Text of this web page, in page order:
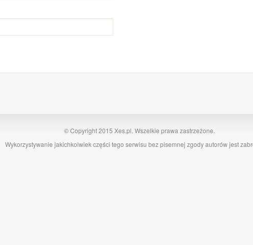
© Copyright 2015 Xes.pl. Wszelkie prawa zastrzeżone.
Wykorzystywanie jakichkolwiek części tego serwisu bez pisemnej zgody autorów jest